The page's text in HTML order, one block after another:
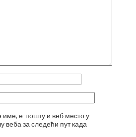
име, е-пошту и веб место у
веба за следећи пут када